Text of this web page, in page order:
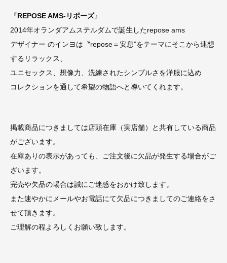
『REPOSE AMS-リポーズ』
2014年オランダアムステルダムで誕生したrepose ams
デザイナー のインヨは〝repose＝安息”をテーマにそこから連想
するリラックス、
ユニセックス、想像力、洗練されたシンプルさを洋服に込め
コレクションを通して希望の物語へと導いてくれます。
掲載商品につきましては店頭在庫（実店舗）と共有している商品
がございます。
在庫ありの表示があっても、ご注文後に欠品が発生する場合がご
ざいます。
完売や欠品の場合は誠にご迷惑をおかけ致します。
また速やかにメールやお電話にて欠品につきましてのご連絡をさ
せて頂きます。
ご理解の程よろしくお願い致します。